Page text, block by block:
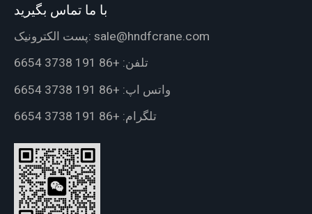
با ما تماس بگیرید
پست الکترونیک: sale@hndfcrane.com
تلفن: +86 191 3738 6654
واتس اپ: +86 191 3738 6654
تلگرام: +86 191 3738 6654